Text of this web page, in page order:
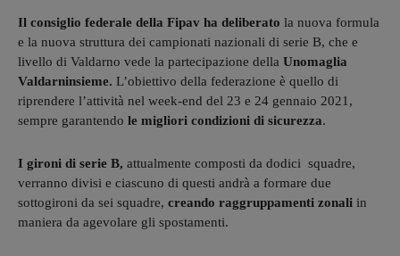
Il consiglio federale della Fipav ha deliberato la nuova formula
e la nuova struttura dei campionati nazionali di serie B, che e
livello di Valdarno vede la partecipazione della Unomaglia
Valdarninsieme. L’obiettivo della federazione è quello di
riprendere l’attività nel week-end del 23 e 24 gennaio 2021,
sempre garantendo le migliori condizioni di sicurezza.
I gironi di serie B, attualmente composti da dodici squadre,
verranno divisi e ciascuno di questi andrà a formare due
sottogironi da sei squadre, creando raggruppamenti zonali in
maniera da agevolare gli spostamenti.